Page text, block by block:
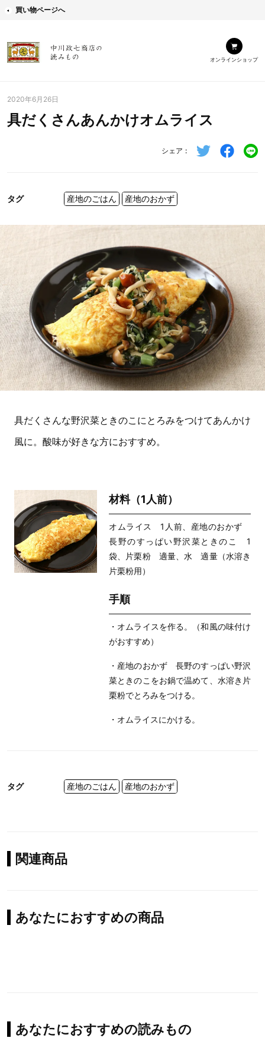
買い物ページへ
オンラインショップ
2020年6月26日
具だくさんあんかけオムライス
シェア
タグ 産地のごはん 産地のおかず
具だくさんな野沢菜ときのこにとろみをつけてあんかけ
風に。酸味が好きな方におすすめ。
材料（1人前）
オムライス 1人前、産地のおかず
長野のすっぱい野沢菜ときのこ 1
袋、片栗粉 適量、水 適量（水溶き
片栗粉用）
手順
・オムライスを作る。（和風の味付け
がおすすめ）
・産地のおかず 長野のすっぱい野沢
菜ときのこをお鍋で温めて、水溶き片
栗粉でとろみをつける。
・オムライスにかける。
タグ 産地のごはん 産地のおかず
関連商品
あなたにおすすめの商品
あなたにおすすめの読みもの